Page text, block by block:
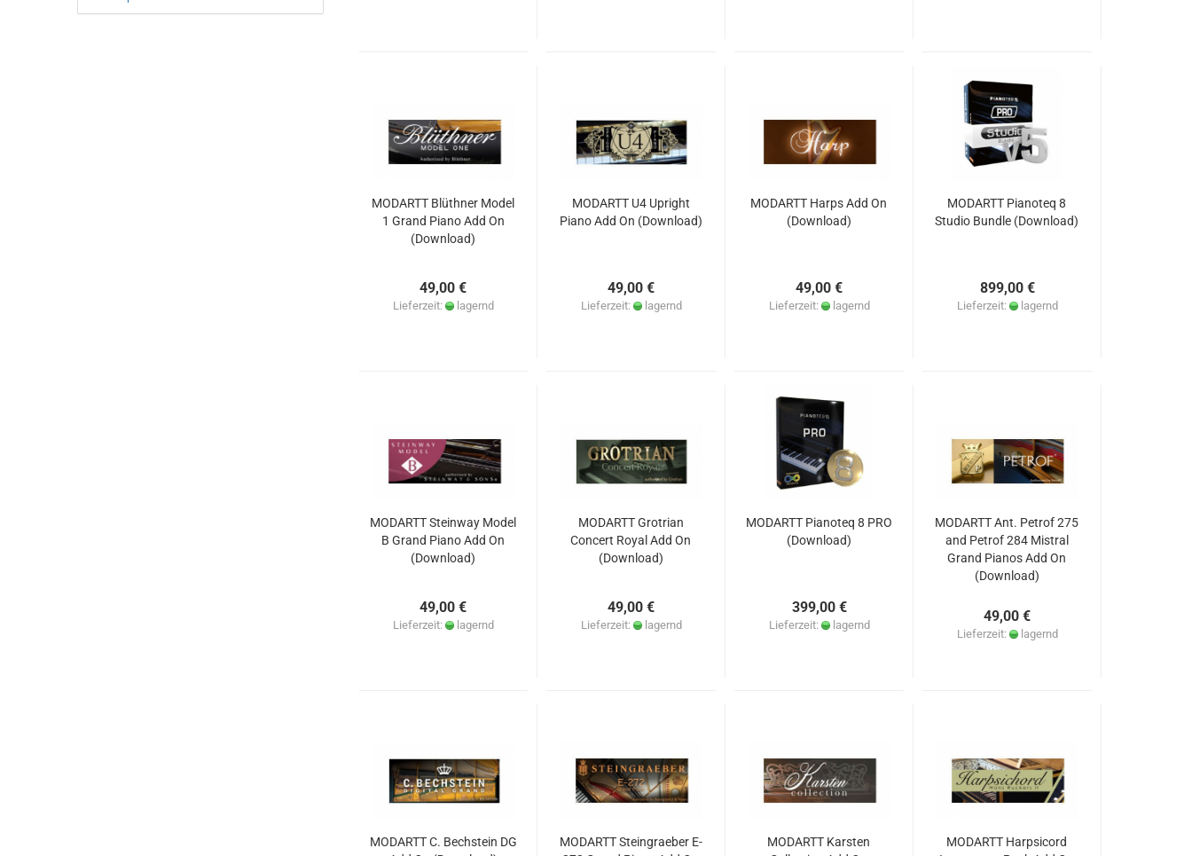
MODARTT Blüthner Model
1 Grand Piano Add On
(Download)
49,00 €
Lieferzeit: lagernd
MODARTT U4 Upright
Piano Add On (Download)
49,00 €
Lieferzeit: lagernd
MODARTT Harps Add On
(Download)
49,00 €
Lieferzeit: lagernd
MODARTT Pianoteq 8
Studio Bundle (Download)
899,00 €
Lieferzeit: lagernd
MODARTT Steinway Model
B Grand Piano Add On
(Download)
49,00 €
Lieferzeit: lagernd
MODARTT Grotrian
Concert Royal Add On
(Download)
49,00 €
Lieferzeit: lagernd
MODARTT Pianoteq 8 PRO
(Download)
399,00 €
Lieferzeit: lagernd
MODARTT Ant. Petrof 275
and Petrof 284 Mistral
Grand Pianos Add On
(Download)
49,00 €
Lieferzeit: lagernd
MODARTT C. Bechstein DG
MODARTT Steingraeber E-
MODARTT Karsten
MODARTT Harpsicord